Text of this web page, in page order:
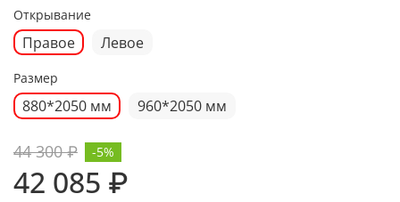
Открывание
Правое Левое
Размер
880*2050 мм 960*2050 мм
44 300 ₽
42 085 ₽
-5%